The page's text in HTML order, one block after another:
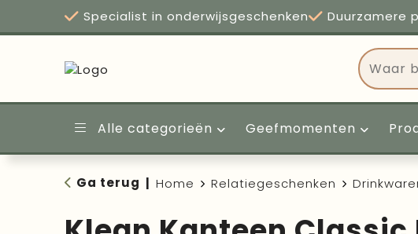
Specialist in onderwijsgeschenken Duurzamere
Alle categorieën Geefmomenten
Ga terug Home Relatiegeschenken